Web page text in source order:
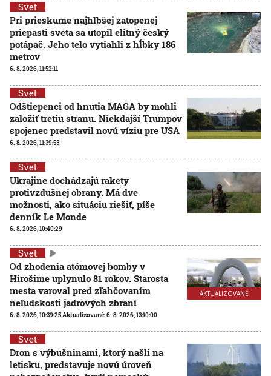
Svet
Pri prieskume najhlbšej zatopenej
priepasti sveta sa utopil elitný český
potápač. Jeho telo vytiahli z hĺbky 186
metrov
6. 8. 2026, 11:52:11
Svet
Odštiepenci od hnutia MAGA by mohli
založiť tretiu stranu. Niekdajší Trumpov
spojenec predstavil novú víziu pre USA
6. 8. 2026, 11:39:53
Svet
Ukrajine dochádzajú rakety
protivzdušnej obrany. Má dve
možnosti, ako situáciu riešiť, píše
denník Le Monde
6. 8. 2026, 10:40:29
AKTUALIZOVANÉ
Svet
Od zhodenia atómovej bomby v
Hirošime uplynulo 81 rokov. Starosta
mesta varoval pred zľahčovaním
neľudskosti jadrových zbraní
6. 8. 2026, 10:39:25Aktualizované:6. 8. 2026, 13:10:00
Svet
Dron s výbušninami, ktorý našli na
letisku, predstavuje novú úroveň